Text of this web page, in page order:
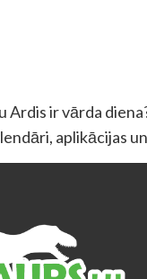
Ardis ir vārda
aplikācijas